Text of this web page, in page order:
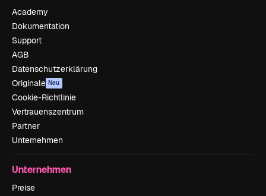
Academy
Dokumentation
Support
AGB
Datenschutzerklärung
Originale Neu
Cookie-Richtlinie
Vertrauenszentrum
Partner
Unternehmen
Unternehmen
Preise